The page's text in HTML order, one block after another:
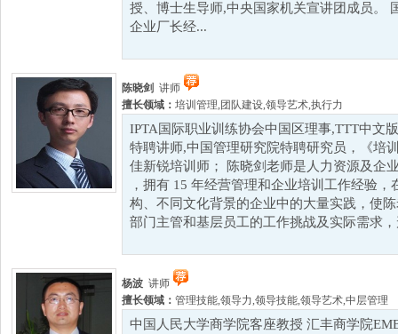
授、博士生导师,中央国家机关宣讲团成员。
企业厂长经...
陈晓剑 讲师
擅长领域： 培训管理, 团队建设,领导艺术,执行力
IPTA国际职业训练协会中国区理事,TTT中文
特聘讲师,中国管理研究院特聘研究员，《培
佳新锐培训师； 陈晓剑老师是人力资源及企
，拥有 15 年经营管理和企业培训工作经验
构、不同文化背景的企业中的大量实践，使
部门主管和基层员工的工作挑战及实际需求
杨波 讲师
擅长领域： 管理技能,领导力,领导技能,领导艺术,中层管理
中国人民大学商学院客座教授 汇丰商学院